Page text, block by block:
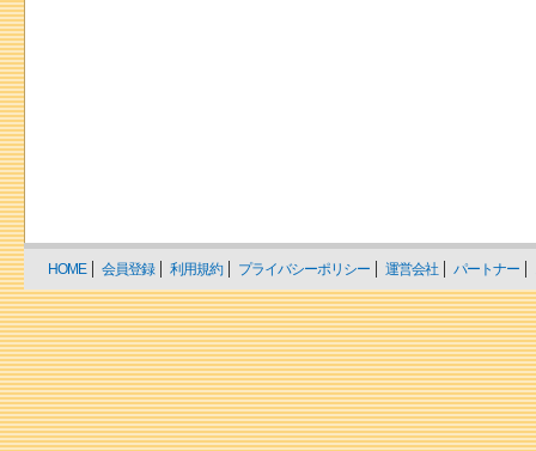
HOME 会員登録 利用規約 プライバシーポリシー 運営会社 パートナー